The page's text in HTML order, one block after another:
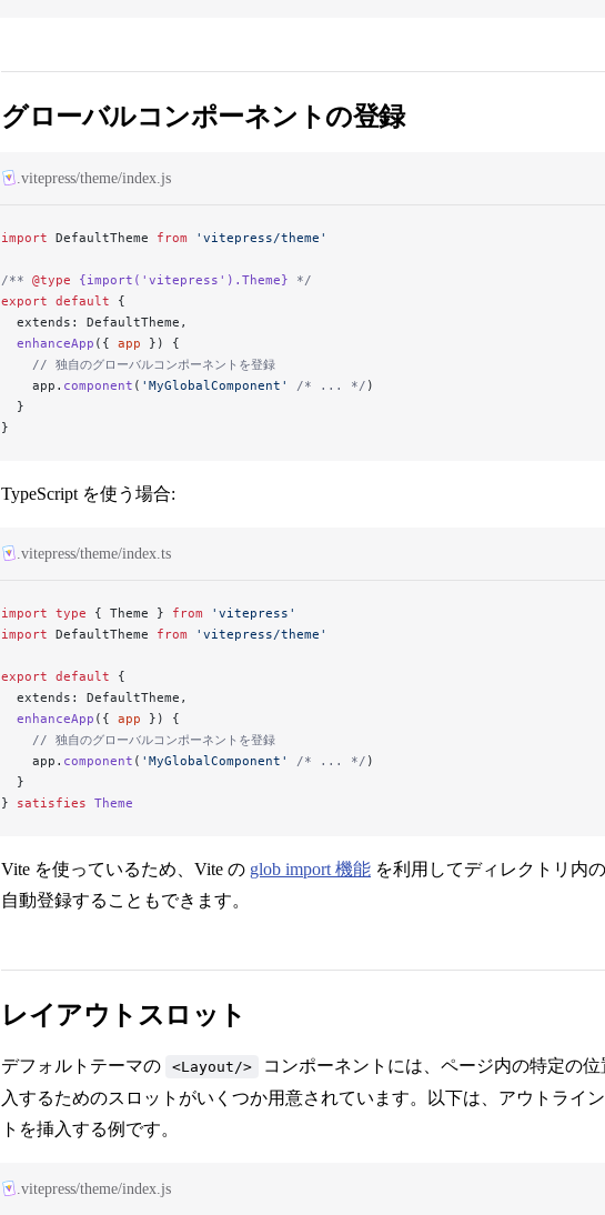
グローバルコンポーネントの登録
.vitepress/theme/index.js
import DefaultTheme from 'vitepress/theme'
/** @type {import('vitepress').Theme} */
export default {
  extends: DefaultTheme,
  enhanceApp
({ app }) {
    // 独自のグローバルコンポーネントを登録
    app.
component ( 'MyGlobalComponent' /* ... */ )
  }
}
TypeScript を使う場合:
.vitepress/theme/index.ts
import type { Theme } from 'vitepress'
import DefaultTheme from 'vitepress/theme'
export default {
  extends: DefaultTheme,
  enhanceApp
({ app }) {
    // 独自のグローバルコンポーネントを登録
    app.
component ( 'MyGlobalComponent' /* ... */ )
  }
} satisfies Theme
Vite を使っているため、Vite の glob import 機能 を利用してディレクトリ内
自動登録することもできます。
レイアウトスロット
デフォルトテーマの <Layout/>
コンポーネントには、ページ内の特定の
入するためのスロットがいくつか用意されています。以下は、アウトライ
トを挿入する例です。
.vitepress/theme/index.js